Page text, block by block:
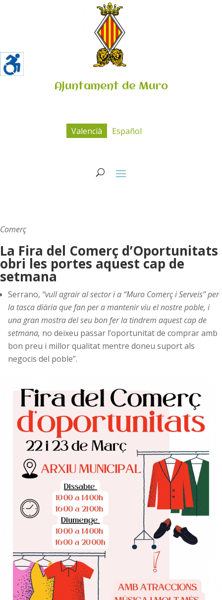
Ajuntament de Muro
Valencià Español
Comerç
La Fira del Comerç d’Oportunitats
obri les portes aquest cap de
setmana
Serrano, “vull agrair al sector i a “Muro Comerç i Serveis” per
la tasca diària que fan per a mantenir viu el nostre poble, i
una gran mostra del seu bon fer la tindrem aquest cap de
setmana, no deixeu passar l’oportunitat de comprar amb
bon preu i millor qualitat mentre doneu suport als
negocis del poble”.